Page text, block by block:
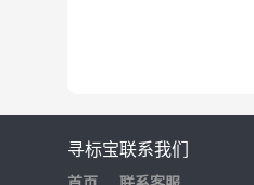
寻标宝联系我们